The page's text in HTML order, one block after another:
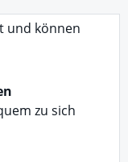
und können
zu sich